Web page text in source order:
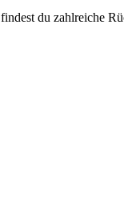
findest du zahlreiche